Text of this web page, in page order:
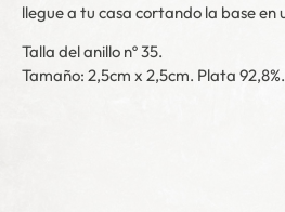
llegue a tu casa cortando la base en
Talla del anillo nº 35.
Tamaño: 2,5cm x 2,5cm. Plata 92,8%.